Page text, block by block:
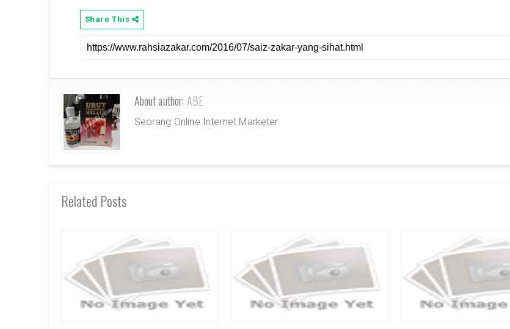
Share This
About author: ABE
Seorang Online Internet Marketer
Related Posts